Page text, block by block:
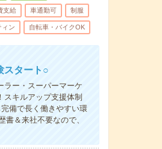
支給 車通勤可 制服
ィン 自転車・バイクOK
スタート○
ラー・スーパーマーケ
キルアップ支援体制
備で長く働きやすい環
＆来社不要なので、